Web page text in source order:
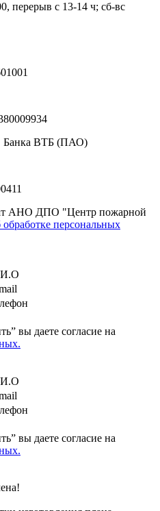
перерыв с 13-14 ч; сб-вс
Банка ВТБ (ПАО)
АНО ДПО "Центр пожарной
персональных
вы даете согласие на
вы даете согласие на